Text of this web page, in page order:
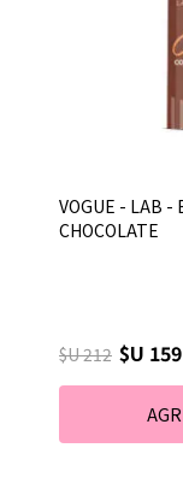
VOGUE - LAB -
CHOCOLATE
$U 212 $U 159